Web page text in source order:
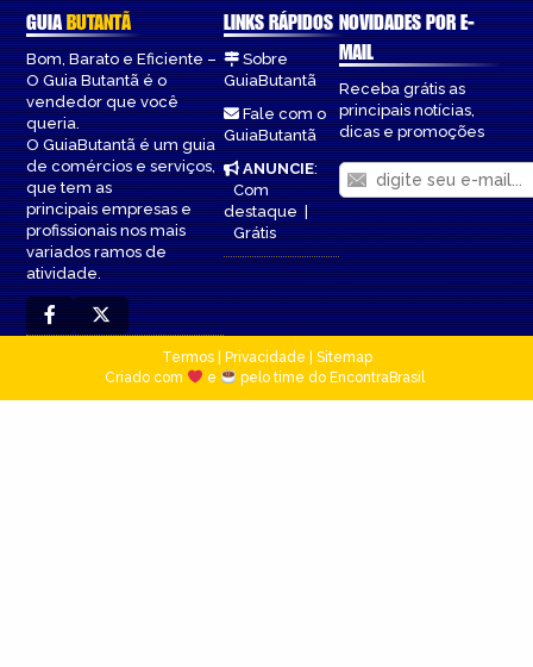
GUIABUTANTÃ
Bom, Barato e Eficiente –
O Guia Butantã é o
vendedor que você
queria.
O GuiaButantã é um guia
de comércios e serviços,
que tem as
principais empresas e
profissionais nos mais
variados ramos de
atividade.
LINKS RÁPIDOS
Sobre
GuiaButantã
Fale com o
GuiaButantã
ANUNCIE:
Com
destaque|
Grátis
NOVIDADES POR E-
MAIL
Receba grátis as
principais notícias,
dicas e promoções
Termos| Privacidade
Sitemap
Criado com
e pelo time do EncontraBrasil